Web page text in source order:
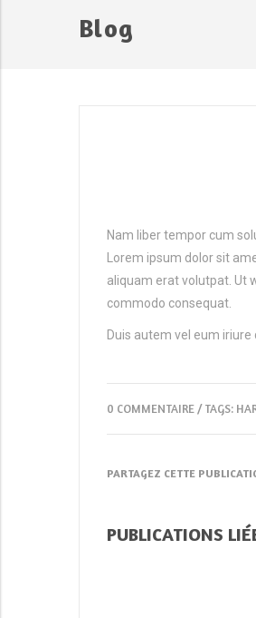
Blog
Nam liber tempor cum
Lorem ipsum dolor sit
aliquam erat volutpat. Ut
commodo consequat.
Duis autem vel eum
0 COMMENTAIRE / TAGS:
PARTAGEZ CETTE
PUBLICATIONS